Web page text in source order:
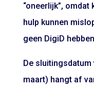
“oneerlijk”,
hulp kunnen
geen DigiD
De
maart) hangt af